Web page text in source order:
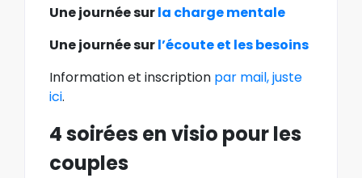
Une journée surla charge mentale
Une journée surl’écoute et les besoins
Information et inscription par mail, juste
ici.
4 soirées en visio pour les
couples